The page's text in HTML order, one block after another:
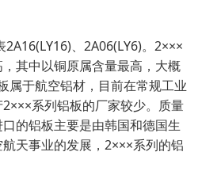
、2A06(LY6)。2×××
其中以铜原属含量最高，大概
属于航空铝材，目前在常规工业
系列铝板的厂家较少。质量
的铝板主要是由韩国和德国生
天事业的发展，2×××系列的铝